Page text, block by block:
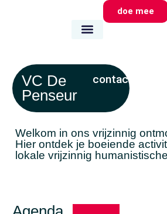
doe mee
VC De
Penseur
contact
Welkom in ons vrijzinnig
Hier ontdek je boeiende
lokale vrijzinnig